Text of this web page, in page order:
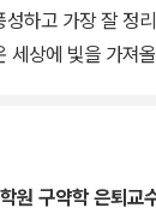
는 강해 설교를 집
엄선된 저자들
하고 가장 잘 정
세상에 빛을 가져
원 구약학 은퇴교